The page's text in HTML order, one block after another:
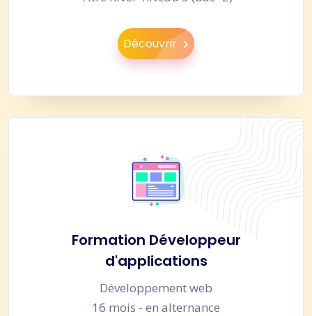
Découvrir
Formation Développeur
d'applications
Développement web
16 mois - en alternance